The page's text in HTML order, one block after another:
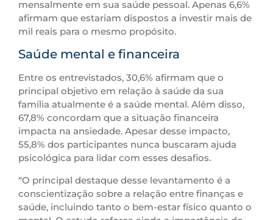
mensalmente em sua saúde pessoal. Apenas 6,6%
afirmam que estariam dispostos a investir mais de
mil reais para o mesmo propósito.
Saúde mental e financeira
Entre os entrevistados, 30,6% afirmam que o
principal objetivo em relação à saúde da sua
família atualmente é a saúde mental. Além disso,
67,8% concordam que a situação financeira
impacta na ansiedade. Apesar desse impacto,
55,8% dos participantes nunca buscaram ajuda
psicológica para lidar com esses desafios.
“O principal destaque desse levantamento é a
conscientização sobre a relação entre finanças e
saúde, incluindo tanto o bem-estar físico quanto o